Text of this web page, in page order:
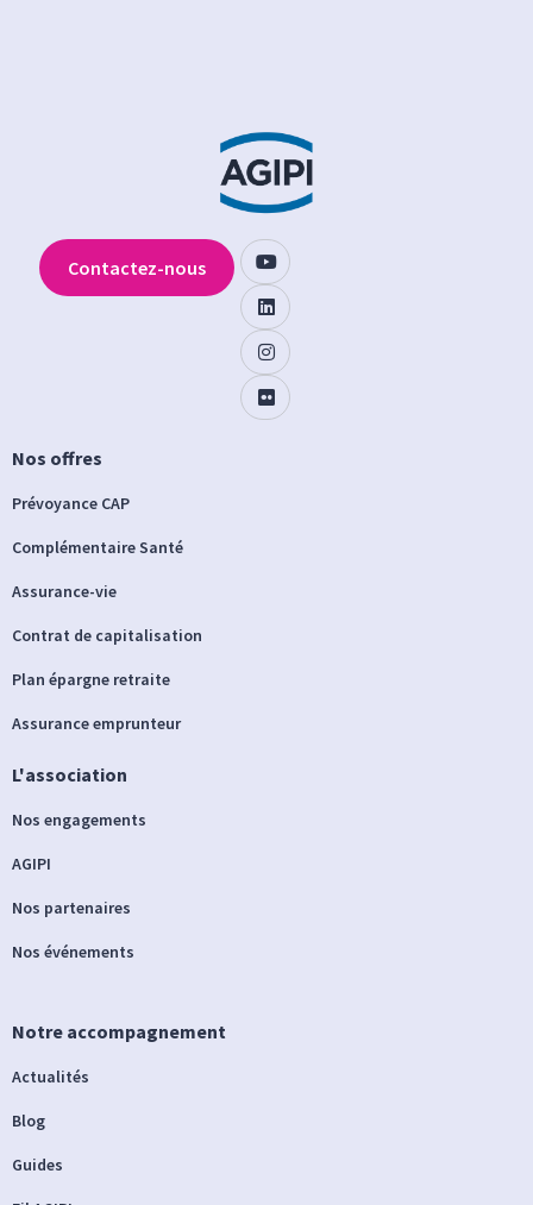
Nos offres
Prévoyance CAP
Complémentaire Santé
Assurance-vie
Contrat de capitalisation
Plan épargne retraite
Assurance emprunteur
L'association
Nos engagements
AGIPI
Nos partenaires
Nos événements
Notre accompagnement
Actualités
Blog
Guides
Contactez-nous